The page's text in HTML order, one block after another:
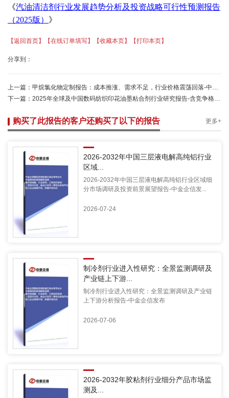
《汽油清洁剂行业发展趋势分析及投资战略可行性预测报告
（2025版） 》
【返回首页】 【在线订单填写】 【收藏本页】 【打印本页】
分享到：
上一篇： 甲烷氯化物定制报告：成本推涨、需求不足，行业价格震荡回落-中金企信发布
下一篇： 2025年全球及中国数码纺织印花油墨粘合剂行业研究报告-含竞争格局与重点企业经营概况调研-中金企信发布
购买了此报告的客户还购买了以下的报告 更多+
2026-2032年中国三层液电解高纯铝行业
区域...
2026-2032年中国三层液电解高纯铝行业区域细
分市场调研及投资前景展望报告-中金企信发...
2026-07-24
制冷剂行业进入性研究：全景监测调研及
产业链上下游...
制冷剂行业进入性研究：全景监测调研及产业链
上下游分析报告-中金企信发布
2026-07-06
2026-2032年胶粘剂行业细分产品市场监
测及...